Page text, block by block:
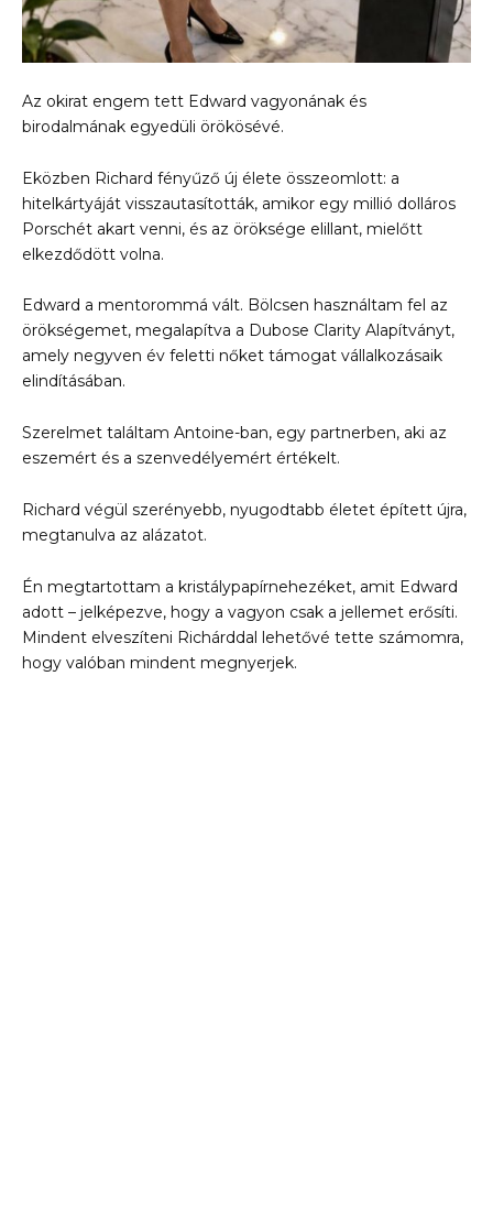
Az okirat engem tett Edward vagyonának és
birodalmának egyedüli örökösévé.
Eközben Richard fényűző új élete összeomlott: a
hitelkártyáját visszautasították, amikor egy millió dolláros
Porschét akart venni, és az öröksége elillant, mielőtt
elkezdődött volna.
Edward a mentorommá vált. Bölcsen használtam fel az
örökségemet, megalapítva a Dubose Clarity Alapítványt,
amely negyven év feletti nőket támogat vállalkozásaik
elindításában.
Szerelmet találtam Antoine-ban, egy partnerben, aki az
eszemért és a szenvedélyemért értékelt.
Richard végül szerényebb, nyugodtabb életet épített újra,
megtanulva az alázatot.
Én megtartottam a kristálypapírnehezéket, amit Edward
adott – jelképezve, hogy a vagyon csak a jellemet erősíti.
Mindent elveszíteni Richárddal lehetővé tette számomra,
hogy valóban mindent megnyerjek.